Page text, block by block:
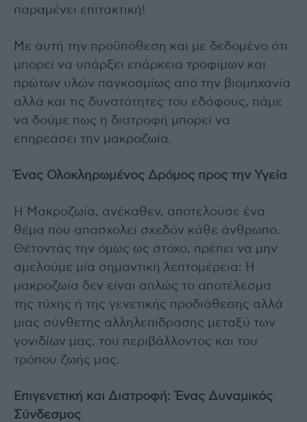
παραμένει επιτακτική!
Με αυτή την προϋπόθεση και με δεδομένο ότι
μπορεί να υπάρξει επάρκεια τροφίμων και
πρώτων υλών παγκοσμίως από την βιομηχανία
αλλά και τις δυνατότητες του εδάφους, πάμε
να δούμε πως η διατροφή μπορεί να
επηρεάσει την μακροζωία.
Ένας Ολοκληρωμένος Δρόμος προς την Υγεία
Η Μακροζωία, ανέκαθεν, αποτελούσε ένα
θέμα που απασχολεί σχεδόν κάθε άνθρωπο.
Θέτοντάς την όμως ως στόχο, πρέπει να μην
αμελούμε μία σημαντική λεπτομέρεια: Η
μακροζωία δεν είναι απλώς το αποτέλεσμα
της τύχης ή της γενετικής προδιάθεσης αλλά
μιας σύνθετης αλληλεπίδρασης μεταξύ των
γονιδίων μας, του περιβάλλοντος και του
τρόπου ζωής μας.
Επιγενετική και Διατροφή: Ένας Δυναμικός
Σύνδεσμος